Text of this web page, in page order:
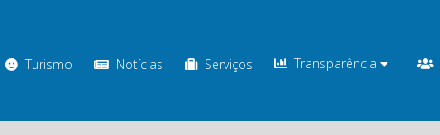
Turismo Notícias Serviços Transparência